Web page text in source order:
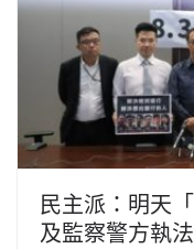
民主派：明天
及監察警方執法